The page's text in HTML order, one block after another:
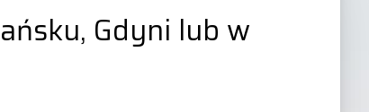
Gdyni lub w